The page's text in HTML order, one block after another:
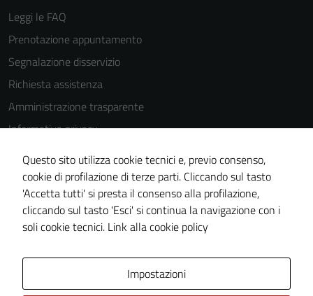
Leggi le FAQ
Prenotazione appuntamento
Segnalazione disservizio
Richiesta assistenza
Amministrazione trasparente
Informativa privacy
Cookie Policy
Note legali
Dichiarazione di accessibilità
Piano di miglioramento del sito
Questo sito utilizza cookie tecnici e, previo consenso,
cookie di profilazione di terze parti. Cliccando sul tasto
'Accetta tutti' si presta il consenso alla profilazione,
cliccando sul tasto 'Esci' si continua la navigazione con i
soli cookie tecnici. Link alla cookie policy
Impostazioni
cookies può
navigazione e
la fruizione
delle
funzionalità
del sito.
Experience